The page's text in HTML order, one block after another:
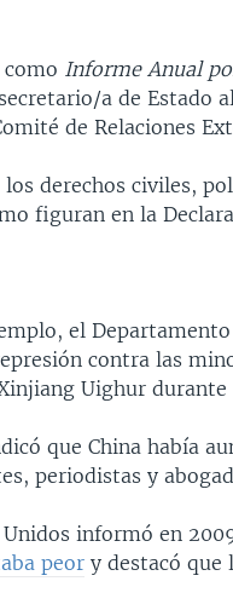
Informe Anual
a de Estado
de Relaciones
derechos civiles,
figuran en la
el
contra las
Uighur durante
que China había
periodistas y
Unidos informó en
peor y destacó que